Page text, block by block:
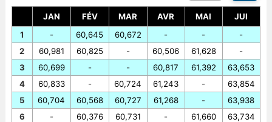
JAN FÉV MAR AVR MAI
JUI
1
2
3
4
5
6
-
60,981
60,699
60,833
60,704
-
60,645
60,825
-
-
60,568
60,376
60,672
-
-
60,724
60,727
60,731
-
60,506
60,817
61,243
61,268
-
-
61,628
61,392
-
-
61,660
-
-
63,653
63,854
63,938
63,734